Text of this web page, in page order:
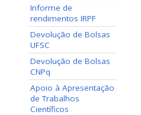
Informe de
rendimentos IRPF
Devolução de Bolsas
UFSC
Devolução de Bolsas
CNPq
Apoio à Apresentação
de Trabalhos
Científicos